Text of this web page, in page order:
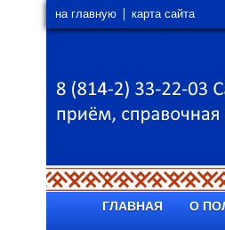
на главную карта сайта
ГЛАВНАЯ О